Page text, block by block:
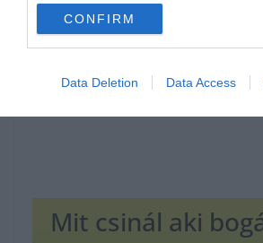
CONFIRM
Data Deletion Data Access
Mit csinál aki